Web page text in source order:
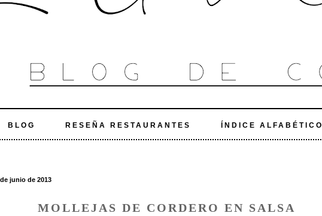
BLOG RESEÑA RESTAURANTES ÍNDICE ALFABÉTICO
junio de 2013
MOLLEJAS DE CORDERO EN SALSA